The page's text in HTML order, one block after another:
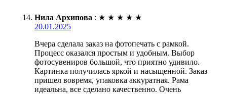
Нила Архипова : ★ ★ ★ ★ ★
20.01.2025
Вчера сделала заказ на фотопечать с рамкой.
Процесс оказался простым и удобным. Выбор
фотосувениров большой, что приятно удивило.
Картинка получилась яркой и насыщенной. Заказ
пришел вовремя, упаковка аккуратная. Рама
идеальна, все сделано качественно. Очень